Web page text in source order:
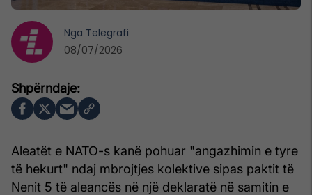
Aleatët e NATO-s kanë pohuar "angazhimin e tyre
të hekurt" ndaj mbrojtjes kolektive sipas paktit të
Nenit 5 të aleancës në një deklaratë në samitin e
Nga Telegrafi
08/07/2026